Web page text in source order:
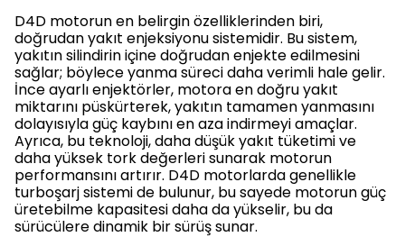
D4D motorun en belirgin özelliklerinden biri,
doğrudan yakıt enjeksiyonu sistemidir. Bu sistem,
yakıtın silindirin içine doğrudan enjekte edilmesini
sağlar; böylece yanma süreci daha verimli hale gelir.
İnce ayarlı enjektörler, motora en doğru yakıt
miktarını püskürterek, yakıtın tamamen yanmasını
dolayısıyla güç kaybını en aza indirmeyi amaçlar.
Ayrıca, bu teknoloji, daha düşük yakıt tüketimi ve
daha yüksek tork değerleri sunarak motorun
performansını artırır. D4D motorlarda genellikle
turboşarj sistemi de bulunur, bu sayede motorun güç
üretebilme kapasitesi daha da yükselir, bu da
sürücülere dinamik bir sürüş sunar.